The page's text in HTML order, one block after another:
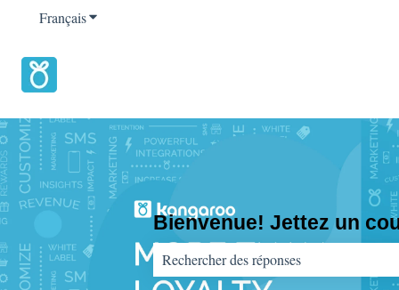
FrançaisAfficher le sous-menu pour les traductions
Bienvenue! Jettez un
Il n'y a aucune suggestion car le champ